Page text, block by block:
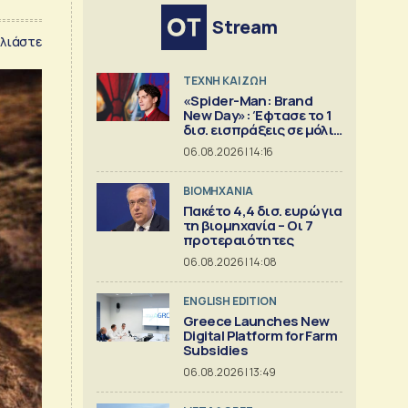
Stream
TΕΧΝΗ ΚΑΙ ΖΩΗ
«Spider-Man: Brand
New Day»: Έφτασε το 1
δισ. εισπράξεις σε μόλις
6 ημέρες
06.08.2026 | 14:16
ΒΙΟΜΗΧΑΝΙΑ
Πακέτο 4,4 δισ. ευρώ για
τη βιομηχανία – Οι 7
προτεραιότητες
06.08.2026 | 14:08
ENGLISH EDITION
Greece Launches New
Digital Platform for Farm
Subsidies
06.08.2026 | 13:49